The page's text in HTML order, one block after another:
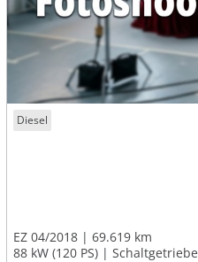
Diesel
EZ 04/2018
69.619 km
88 kW (120 PS)
Schaltgetriebe